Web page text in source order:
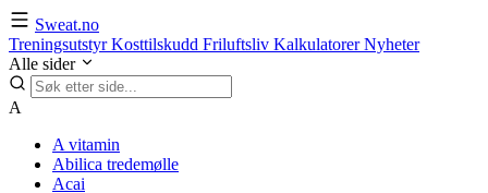
Sweat.no
TreningsutstyrKosttilskudd Friluftsliv KalkulatorerNyheter
Alle sider
A
A vitamin
Abilica tredemølle
Acai